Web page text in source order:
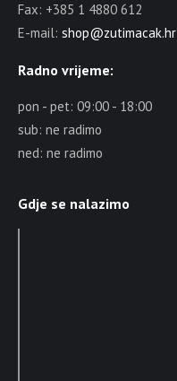
Fax: +385 1 4880 612
E-mail: shop@zutimacak.hr
Radno vrijeme:
pon - pet: 09:00 - 18:00
sub: ne radimo
ned: ne radimo
Gdje se nalazimo